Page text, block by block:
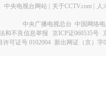
中央电视台网站 关于CCTV.com 人
中央广播电视总台 中国网络
和不良信息举报
京ICP证060535号
许可证号 0102004 新出网证（京）